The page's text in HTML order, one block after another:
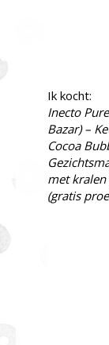
Ik kocht:
Inecto
Bazar) –
Cocoa
met kralen
(gratis